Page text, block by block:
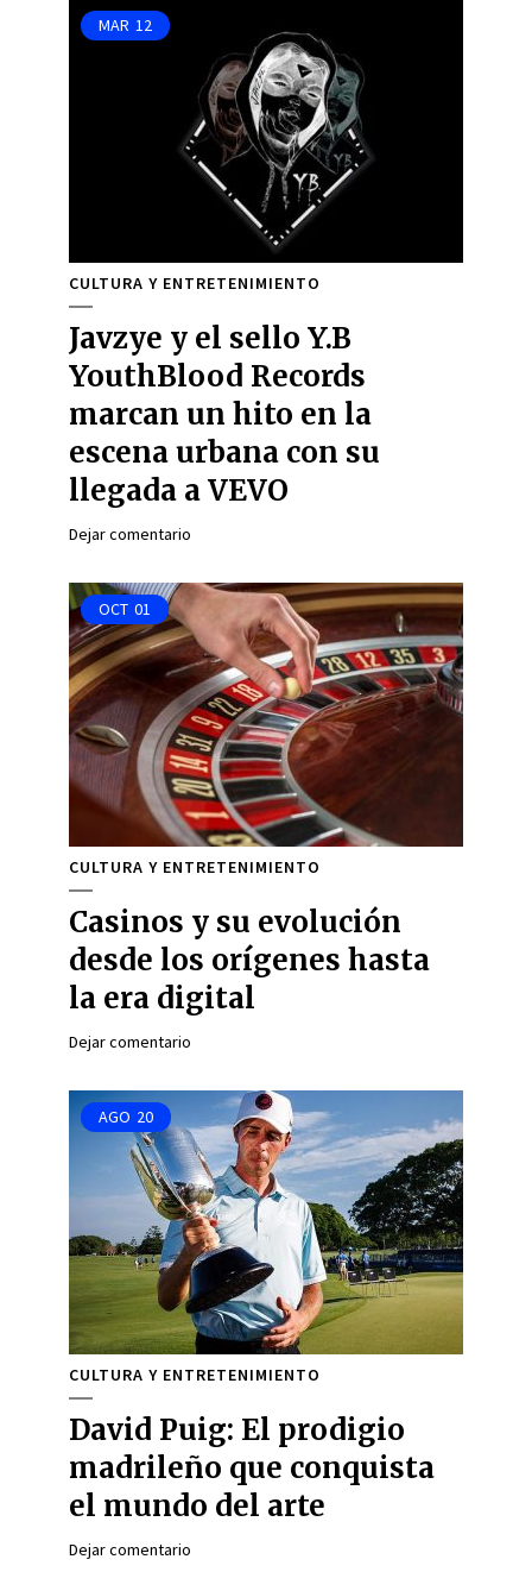
MAR 12
CULTURA Y ENTRETENIMIENTO
Javzye y el sello Y.B
YouthBlood Records
marcan un hito en la
escena urbana con su
llegada a VEVO
Dejar comentario
OCT 01
CULTURA Y ENTRETENIMIENTO
Casinos y su evolución
desde los orígenes hasta
la era digital
Dejar comentario
AGO 20
CULTURA Y ENTRETENIMIENTO
David Puig: El prodigio
madrileño que conquista
el mundo del arte
Dejar comentario